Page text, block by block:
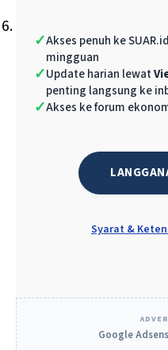
pengguna jasa
Peluang bagi
Indonesia, Jakarta,
Head of
bursa karbon dalam
✓Akses penuh ke
mingguan
✓Update harian lewat
penting langsung ke
✓Akses ke forum
Syarat &
Google